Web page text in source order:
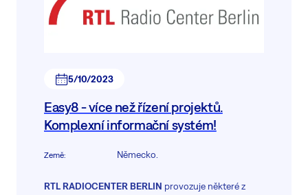
5/10/2023
Easy8 - více než řízení projektů.
Komplexní informační systém!
Země: Německo.
RTL RADIOCENTER BERLIN provozuje některé z